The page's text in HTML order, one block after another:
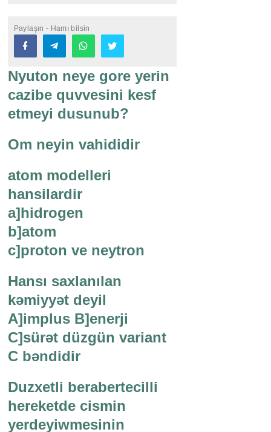
Paylaşın - Hamı bilsin
Nyuton neye gore yerin
cazibe quvvesini kesf
etmeyi dusunub?
Om neyin vahididir
atom modelleri
hansilardir
a]hidrogen
b]atom
c]proton ve neytron
Hansı saxlanılan
kəmiyyət deyil
A]implus B]enerji
C]sürət düzgün variant
C bəndidir
Duzxetli berabertecilli
hereketde cismin
yerdeyiwmesinin